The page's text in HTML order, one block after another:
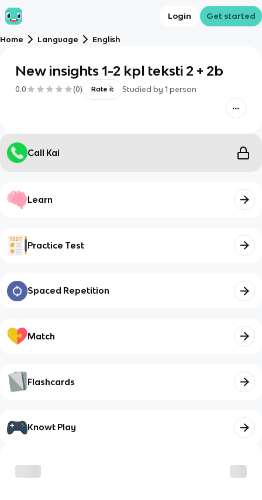
Login Get started
Home Language English
New insights 1-2 kpl teksti 2 + 2b
0.0 (0) Rate it Studied by 1 person
Call Kai
Learn
Practice Test
Spaced Repetition
Match
Flashcards
Knowt Play